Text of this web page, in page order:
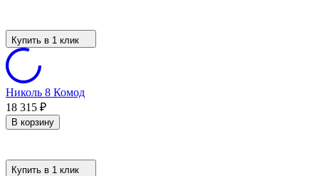
Купить в 1 клик
Николь 8 Комод
18 315 ₽
В корзину
Купить в 1 клик